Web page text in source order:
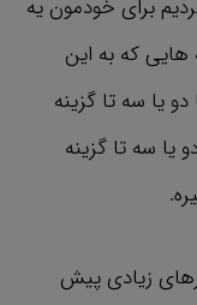
برای خودمون یه
که به این
یا سه تا گزینه
یا سه تا گزینه
زیادی پیش